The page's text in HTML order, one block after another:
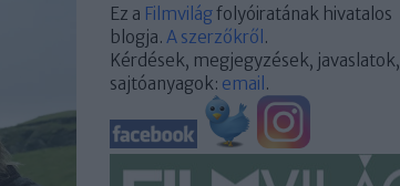
Ez a Filmvilágfolyóiratának hivatalos
blogja. A szerzőkről .
Kérdések, megjegyzések, javaslatok,
sajtóanyagok: email .